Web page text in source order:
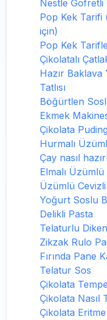
Nestle Gofretli
Pop Kek Tarifi
için)
Pop Kek
Çikolatalı
Hazır Baklava
Tatlısı
Böğürtlen
Ekmek
Çikolata
Hurmalı
Çay nasıl
Elmalı
Üzümlü
Yoğurt Soslu
Delikli Pasta
Telaturlu
Zikzak Rulo
Fırında Pane
Telatur Sos
Çikolata
Çikolata Nasıl
Çikolata